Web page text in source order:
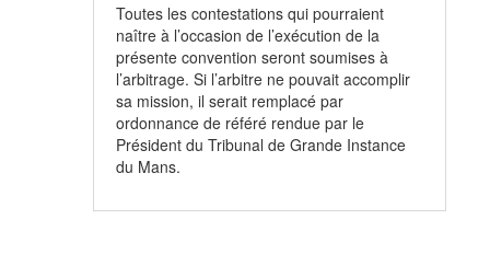
Toutes les contestations qui pourraient
naître à l’occasion de l’exécution de la
présente convention seront soumises à
l’arbitrage. Si l’arbitre ne pouvait accomplir
sa mission, il serait remplacé par
ordonnance de référé rendue par le
Président du Tribunal de Grande Instance
du Mans.